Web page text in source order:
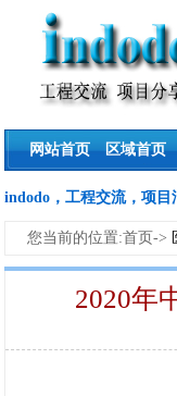
网站首页 区域首页
indodo，工程交流，项目
您当前的位置:首页->
2020年